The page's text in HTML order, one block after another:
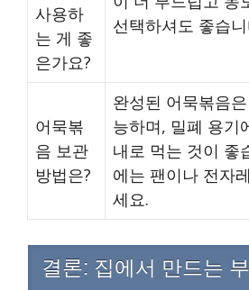
사용하
는 게 좋
은가요?
선택하셔도 좋습
어묵볶
음 보관
방법은?
완성된 어묵볶음
능하며, 밀폐 용기
내로 먹는 것이 좋
에는 팬이나 전자
세요.
결론: 집에서 만드는